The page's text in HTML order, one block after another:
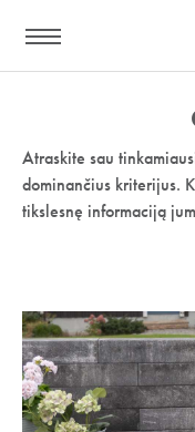
nuoroda:
Atraskite sau
dominančius kriterijus.
tikslesnę informaciją